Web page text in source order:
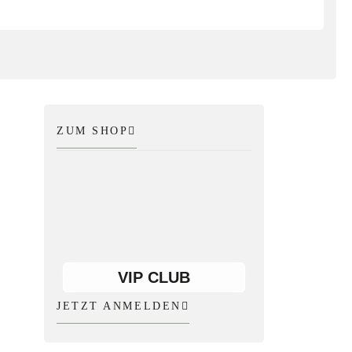
ZUM SHOP
VIP CLUB
JETZT ANMELDEN